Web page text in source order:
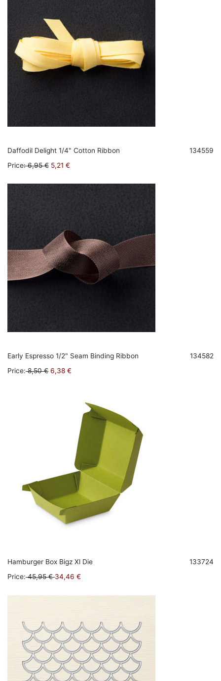
Daffodil Delight 1/4" Cotton Ribbon
134559
Price:6,95 € 5,21 €
Early Espresso 1/2" Seam Binding Ribbon
134582
Price: 8,50 € 6,38 €
Hamburger Box Bigz Xl Die
133724
Price: 45,95 € 34,46 €